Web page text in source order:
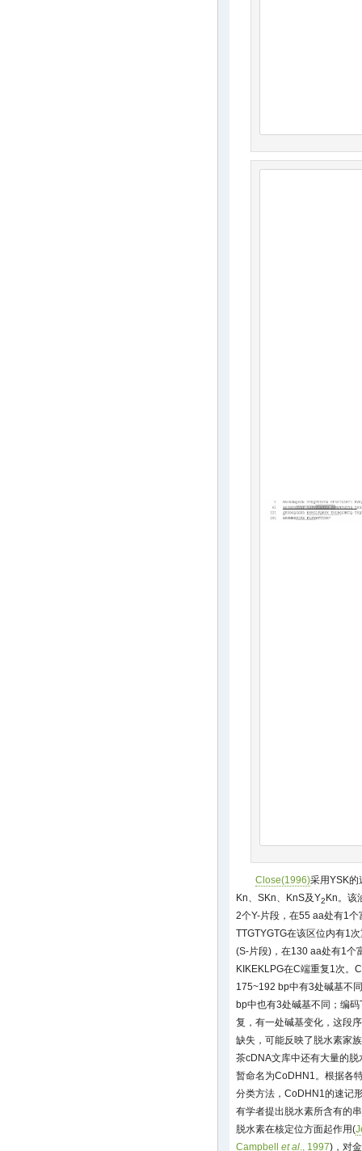
Close(1996)采用YSK的
Kn、SKn、KnS及Y2Kn。该
2个Y-片段，在55 aa处有1
TTGTYGTG在该区位内有1
(S-片段)，在130 aa处有1个
KIKEKLPG在C端重复1次。
175~192 bp中有3处碱基不
bp中也有3处碱基不同；编
复，有一处碱基变化，这段
缺失，可能反映了脱水素家
茶cDNA文库中还有大量的
暂命名为CoDHN1。根据各
分类方法，CoDHN1的速记
有学者提出脱水素所含有的
脱水素在核定位方面起作用(
Campbell et al ., 1997)，对